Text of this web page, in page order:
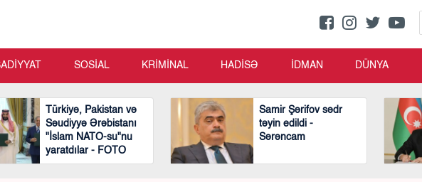
SOSİAL KRİMİNAL HADİSƏ İDMAN DÜNYA
Türkiyə, Pakistan və
Səudiyyə Ərəbistanı
"İslam NATO-su"nu
yaratdılar - FOTO
Samir Şərifov sədr
təyin edildi -
Sərəncam